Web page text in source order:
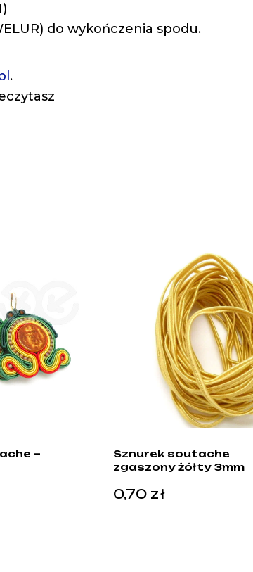
do wykończenia spodu.
.
–
Sznurek soutache
zgaszony żółty 3mm
0,70 zł